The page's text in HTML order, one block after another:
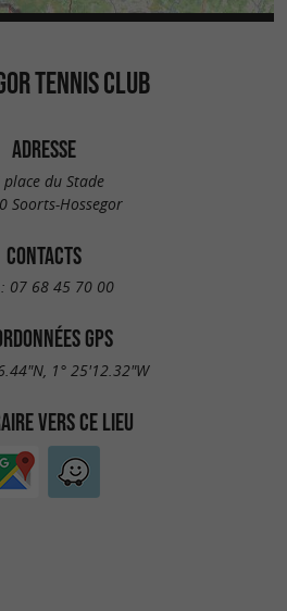
TENNIS CLUB
ADRESSE
place du Stade
Soorts-Hossegor
CONTACTS
07 68 45 70 00
GPS
1° 25'12.32"W
VERS CE LIEU